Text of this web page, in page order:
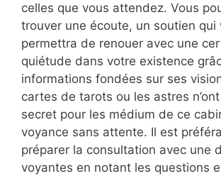
celles que vous attendez. Vous
trouver une écoute, un soutien qui
permettra de renouer avec une
quiétude dans votre existence
informations fondées sur ses
cartes de tarots ou les astres
secret pour les médium de ce
voyance sans attente. Il est
préparer la consultation avec une
voyantes en notant les questions